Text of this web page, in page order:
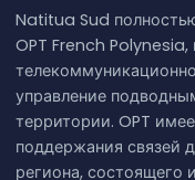
Natitua Sud
OPT French Polynesia,
управление
территории. OPT
поддержания связей
региона, состоящего